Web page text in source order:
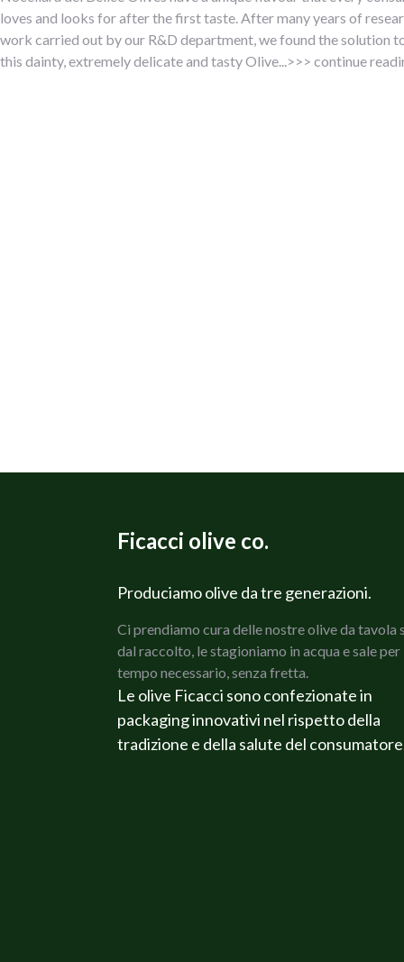
loves and looks for after the first taste. After many years of
work carried out by our R&D department, we found the solution
this dainty, extremely delicate and tasty Olive...>>> continue
Ficacci olive co.
Produciamo olive da tre generazioni.
Ci prendiamo cura delle nostre olive da tavola
dal raccolto, le stagioniamo in acqua e sale per
tempo necessario, senza fretta.
Le olive Ficacci sono confezionate in
packaging innovativi nel rispetto della
tradizione e della salute del